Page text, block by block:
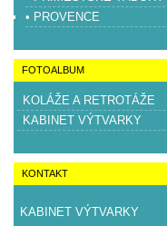
• PROVENCE
FOTOALBUM
KOLÁŽE A RETROTÁŽE
KABINET VÝTVARKY
KONTAKT
KABINET VÝTVARKY